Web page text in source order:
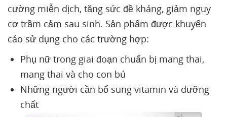
cường miễn dịch, tăng sức đề kháng, giảm nguy
cơ trầm cảm sau sinh. Sản phẩm được khuyến
cáo sử dụng cho các trường hợp:
Phụ nữ trong giai đoạn chuẩn bị mang thai,
mang thai và cho con bú
Những người cần bổ sung vitamin và dưỡng
chất